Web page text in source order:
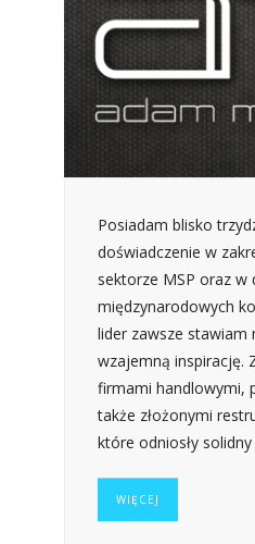
Posiadam blisko
doświadczenie w
sektorze MSP oraz w
międzynarodowych
lider zawsze stawiam
wzajemną inspirację.
firmami handlowymi,
także złożonymi
które odniosły
WIĘCEJ